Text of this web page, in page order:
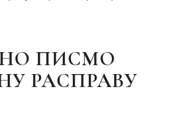
ПИСМО
РАСПРАВУ